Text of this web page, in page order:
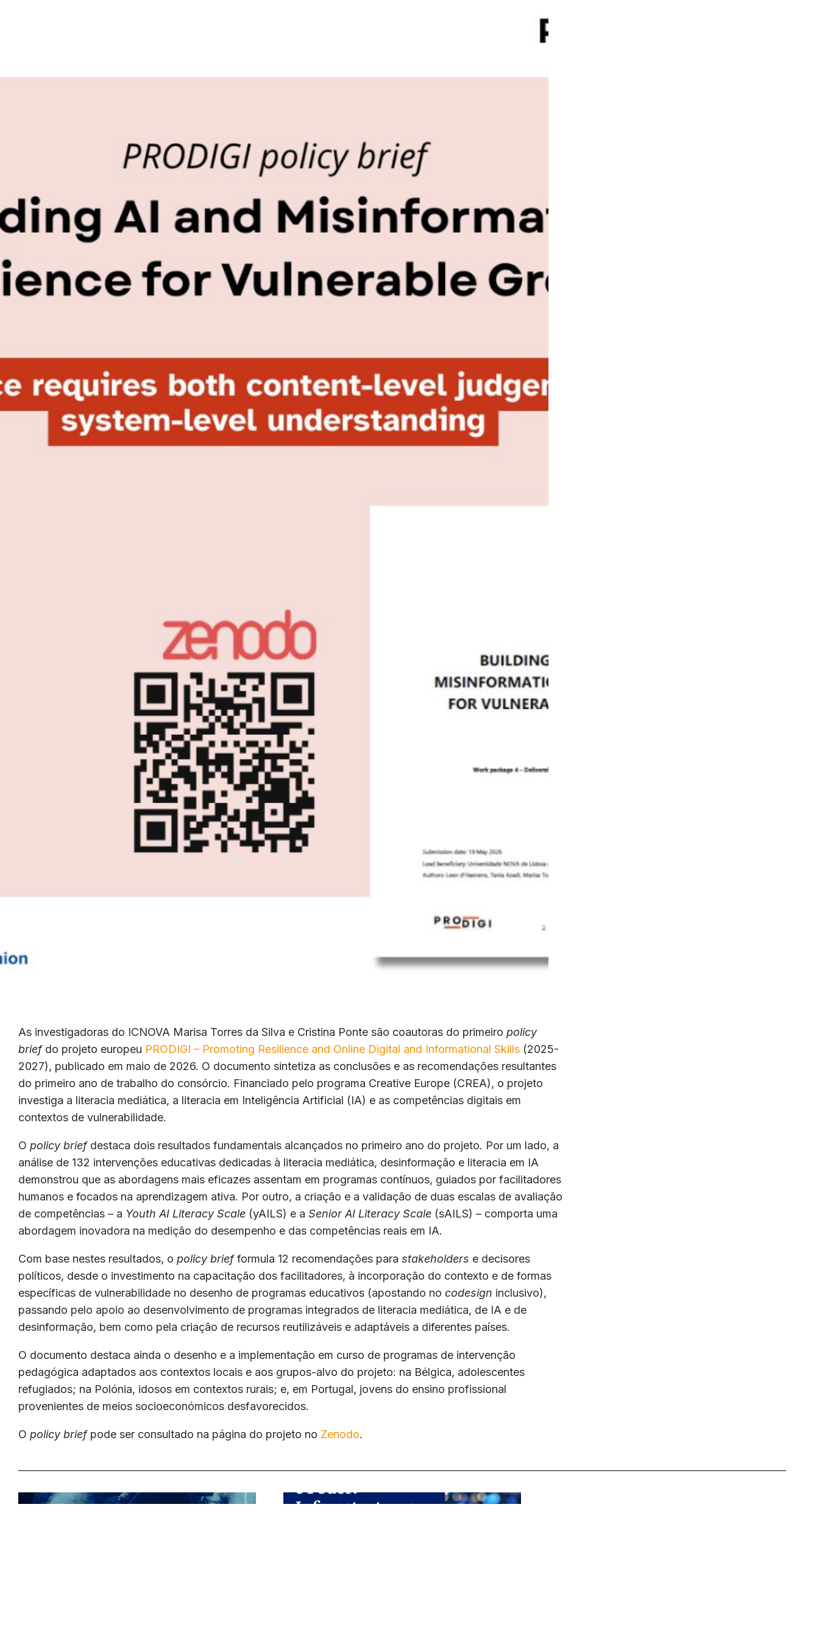
As investigadoras do ICNOVA Marisa Torres da Silva e Cristina Ponte são coautoras do primeiro policy
briefdo projeto europeu PRODIGI – Promoting Resilience and Online Digital and Informational Skills (2025-
2027), publicado em maio de 2026. O documento sintetiza as conclusões e as recomendações resultantes
do primeiro ano de trabalho do consórcio. Financiado pelo programa Creative Europe (CREA), o projeto
investiga a literacia mediática, a literacia em Inteligência Artificial (IA) e as competências digitais em
contextos de vulnerabilidade.
O policy briefdestaca dois resultados fundamentais alcançados no primeiro ano do projeto. Por um lado, a
análise de 132 intervenções educativas dedicadas à literacia mediática, desinformação e literacia em IA
demonstrou que as abordagens mais eficazes assentam em programas contínuos, guiados por facilitadores
humanos e focados na aprendizagem ativa. Por outro, a criação e a validação de duas escalas de avaliação
de competências – a Youth AI Literacy Scale (yAILS) e a Senior AI Literacy Scale (sAILS) – comporta uma
abordagem inovadora na medição do desempenho e das competências reais em IA.
Com base nestes resultados, o policy briefformula 12 recomendações para stakeholders e decisores
políticos, desde o investimento na capacitação dos facilitadores, à incorporação do contexto e de formas
específicas de vulnerabilidade no desenho de programas educativos (apostando no codesign inclusivo),
passando pelo apoio ao desenvolvimento de programas integrados de literacia mediática, de IA e de
desinformação, bem como pela criação de recursos reutilizáveis e adaptáveis a diferentes países.
O documento destaca ainda o desenho e a implementação em curso de programas de intervenção
pedagógica adaptados aos contextos locais e aos grupos-alvo do projeto: na Bélgica, adolescentes
refugiados; na Polónia, idosos em contextos rurais; e, em Portugal, jovens do ensino profissional
provenientes de meios socioeconómicos desfavorecidos.
O policy briefpode ser consultado na página do projeto no Zenodo.